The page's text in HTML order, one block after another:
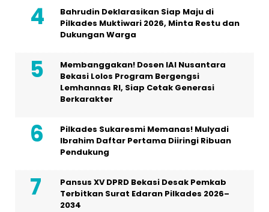
Bahrudin Deklarasikan Siap Maju di
Pilkades Muktiwari 2026, Minta Restu dan
Dukungan Warga
Membanggakan! Dosen IAI Nusantara
Bekasi Lolos Program Bergengsi
Lemhannas RI, Siap Cetak Generasi
Berkarakter
Pilkades Sukaresmi Memanas! Mulyadi
Ibrahim Daftar Pertama Diiringi Ribuan
Pendukung
Pansus XV DPRD Bekasi Desak Pemkab
Terbitkan Surat Edaran Pilkades 2026–
2034